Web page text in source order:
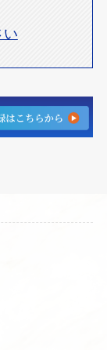
い